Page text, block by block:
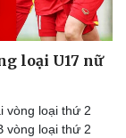
loại U17 nữ
vòng loại thứ 2
vòng loại thứ 2